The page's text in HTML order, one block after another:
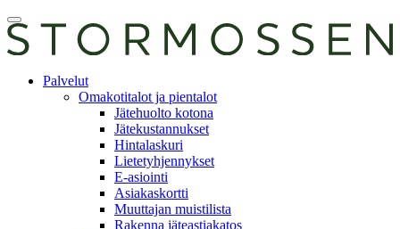
Skip
to
content
Avaa
päävalikko
asiointiPalvelut
Omakotitalot ja pientalot
Jätehuolto kotona
Jätekustannukset
Hintalaskuri
Lietetyhjennykset
E-asiointi
Asiakaskortti
Muuttajan muistilista
Rakenna jäteastiakatos